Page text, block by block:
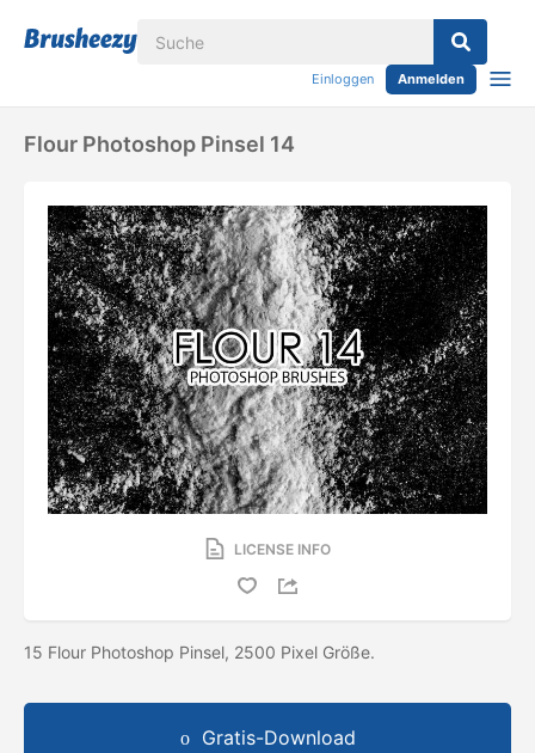
Einloggen Anmelden
Flour Photoshop Pinsel 14
LICENSE INFO
15 Flour Photoshop Pinsel, 2500 Pixel Größe.
Gratis-Download